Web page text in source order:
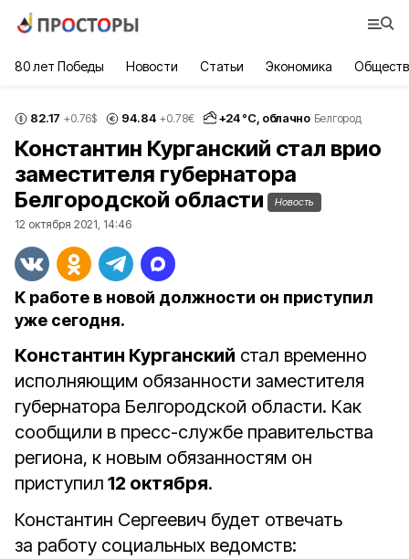
80 лет Победы Новости Статьи Экономика
82.17 +0.76$ 94.84 +0.78€ +24°С, облачно Белгород
Константин Курганский стал врио
заместителя губернатора
Белгородской области
Новость
12 октября 2021, 14:46
К работе в новой должности он приступил
уже сегодня.
Константин Курганский стал временно
исполняющим обязанности заместителя
губернатора Белгородской области. Как
сообщили в пресс-службе правительства
региона, к новым обязанностям он
приступил 12 октября.
Константин Сергеевич будет отвечать
за работу социальных ведомств: